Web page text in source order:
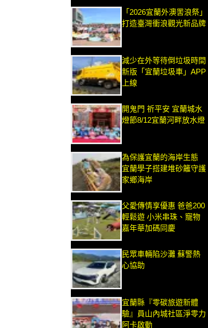
「2026宜蘭外澳罟浪祭」
打造臺灣衝浪觀光新品牌
減少在外等待倒垃圾時間
新版「宜蘭垃圾車」APP
上線
開鬼門 祈平安 宜蘭城水
燈節8/12宜蘭河畔放水燈
為保護宜蘭的海岸生態
宜蘭學子搭建堆砂籬守護
家鄉海岸
父愛傳情享優惠 爸爸200
輕鬆遊 小米串珠、寵物
嘉年華加碼同慶
民眾車輛陷沙灘 蘇警熱
心協助
宜蘭縣『零碳旅遊新體
驗』員山內城社區淨零力
阿卡啟動